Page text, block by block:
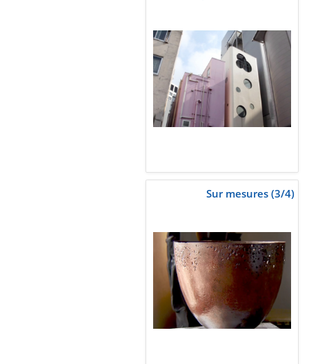
Sur mesures (3/4)